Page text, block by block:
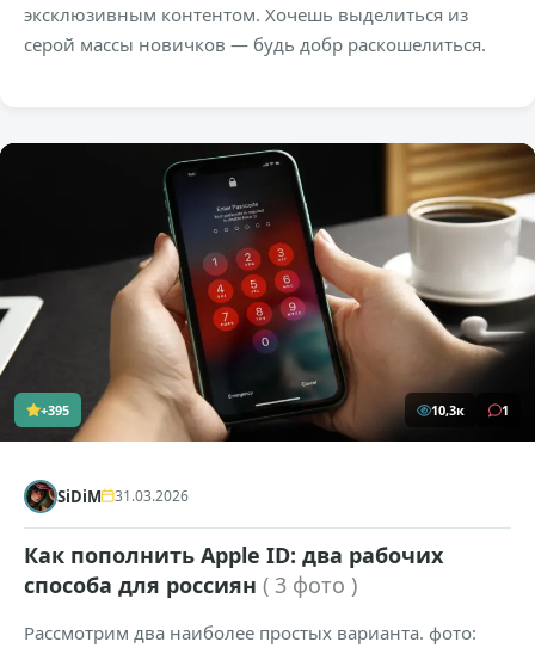
эксклюзивным контентом. Хочешь выделиться из
серой массы новичков — будь добр раскошелиться.
+395 10,3к 1
SiDiM 31.03.2026
Как пополнить Apple ID: два рабочих
способа для россиян ( 3 фото )
Рассмотрим два наиболее простых варианта. фото: